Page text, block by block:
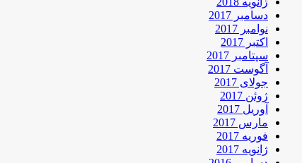
دسامبر 2017
نوامبر 2017
اکتبر 2017
سپتامبر 2017
آگوست 2017
جولای 2017
ژوئن 2017
آوریل 2017
مارس 2017
فوریه 2017
ژانویه 2017